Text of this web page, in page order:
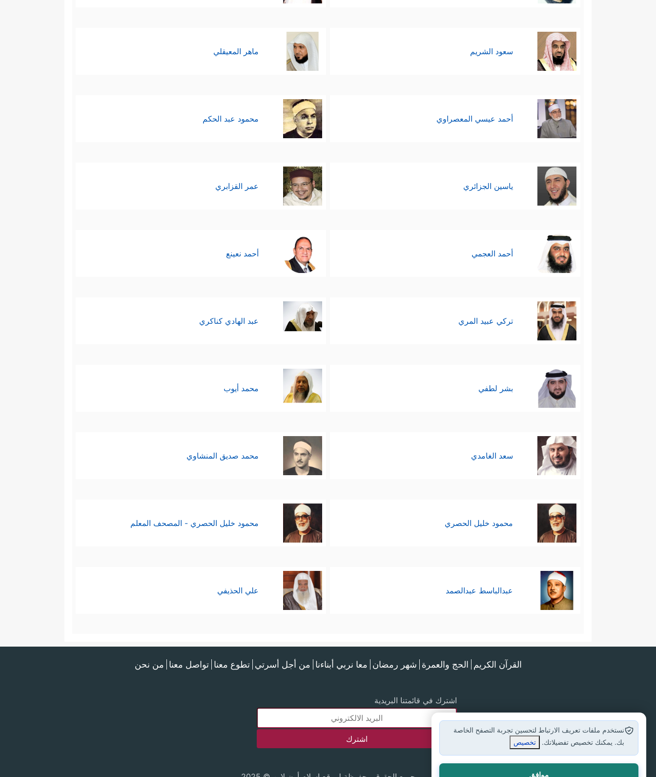
سعود الشريم ماهر المعيقلي
أحمد عيسي المعصراوي محمود عبد الحكم
ياسين الجزائري عمر القزابري
أحمد العجمي أحمد نعينع
تركي عبيد المري عبد الهادي كناكري
بشر لطفي محمد أيوب
سعد الغامدي محمد صديق المنشاوي
محمود خليل الحصري محمود خليل الحصري - المصحف المعلم
عبدالباسط عبدالصمد علي الحذيفي
القرآن الكريم الحج والعمرة شهر رمضان معا نربي أبناءنا من أجل أسرتي تطوع معنا تواصل معنا من نحن
اشترك في قائمتنا البريدية
نستخدم ملفات تعريف الارتباط لتحسين تجربة التصفح الخاصة
بك. يمكنك تخصيص تفضيلاتك.
تخصيص
موافق